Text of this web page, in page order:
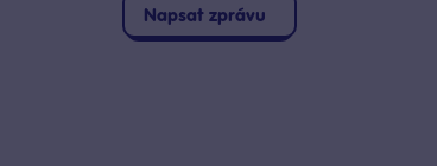
Napsat zprávu